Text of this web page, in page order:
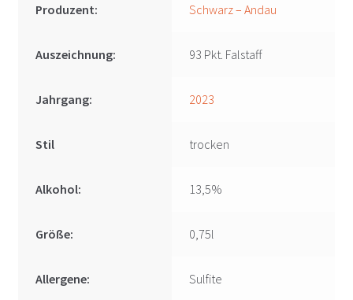
Produzent: Schwarz – Andau
Auszeichnung: 93 Pkt. Falstaff
Jahrgang: 2023
Stil trocken
Alkohol: 13,5%
Größe: 0,75l
Allergene: Sulfite